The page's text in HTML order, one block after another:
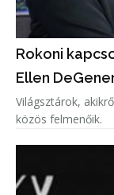
Rokoni
Ellen
Világsztárok,
közös felmenőik.